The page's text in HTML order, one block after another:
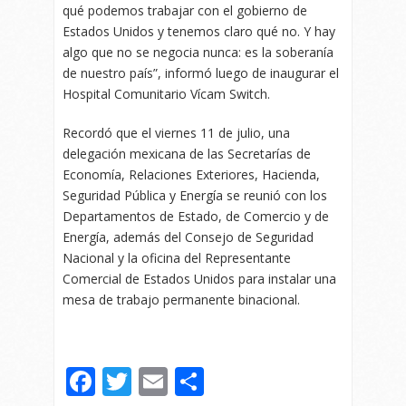
qué podemos trabajar con el gobierno de
Estados Unidos y tenemos claro qué no. Y hay
algo que no se negocia nunca: es la soberanía
de nuestro país”, informó luego de inaugurar el
Hospital Comunitario Vícam Switch.
Recordó que el viernes 11 de julio, una
delegación mexicana de las Secretarías de
Economía, Relaciones Exteriores, Hacienda,
Seguridad Pública y Energía se reunió con los
Departamentos de Estado, de Comercio y de
Energía, además del Consejo de Seguridad
Nacional y la oficina del Representante
Comercial de Estados Unidos para instalar una
mesa de trabajo permanente binacional.
Facebook
Twitter
Email